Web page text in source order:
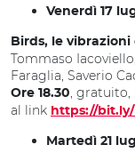
Venerdì 17
Birds, le
Tommaso
Faraglia, Saverio
Ore 18.30, gratuito,
al link https://bit.ly/
Martedì 21